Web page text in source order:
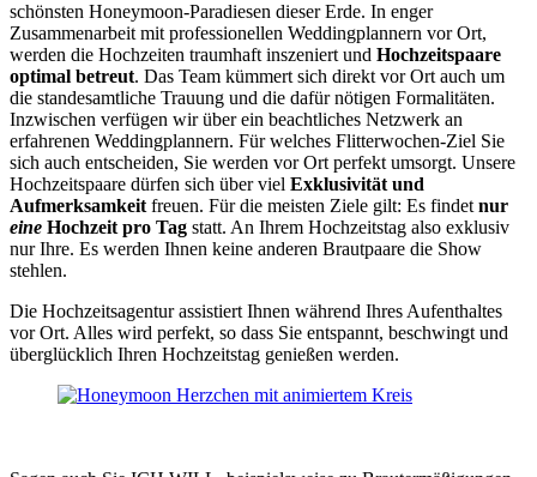
schönsten Honeymoon-Paradiesen dieser Erde. In enger
Zusammenarbeit mit professionellen Weddingplannern vor Ort,
werden die Hochzeiten traumhaft inszeniert und Hochzeitspaare
optimal betreut. Das Team kümmert sich direkt vor Ort auch um
die standesamtliche Trauung und die dafür nötigen Formalitäten.
Inzwischen verfügen wir über ein beachtliches Netzwerk an
erfahrenen Weddingplannern. Für welches Flitterwochen-Ziel Sie
sich auch entscheiden, Sie werden vor Ort perfekt umsorgt. Unsere
Hochzeitspaare dürfen sich über viel Exklusivität und
Aufmerksamkeit freuen. Für die meisten Ziele gilt: Es findet nur
eine Hochzeit pro Tag statt. An Ihrem Hochzeitstag also exklusiv
nur Ihre. Es werden Ihnen keine anderen Brautpaare die Show
stehlen.
Die Hochzeitsagentur assistiert Ihnen während Ihres Aufenthaltes
vor Ort. Alles wird perfekt, so dass Sie entspannt, beschwingt und
überglücklich Ihren Hochzeitstag genießen werden.